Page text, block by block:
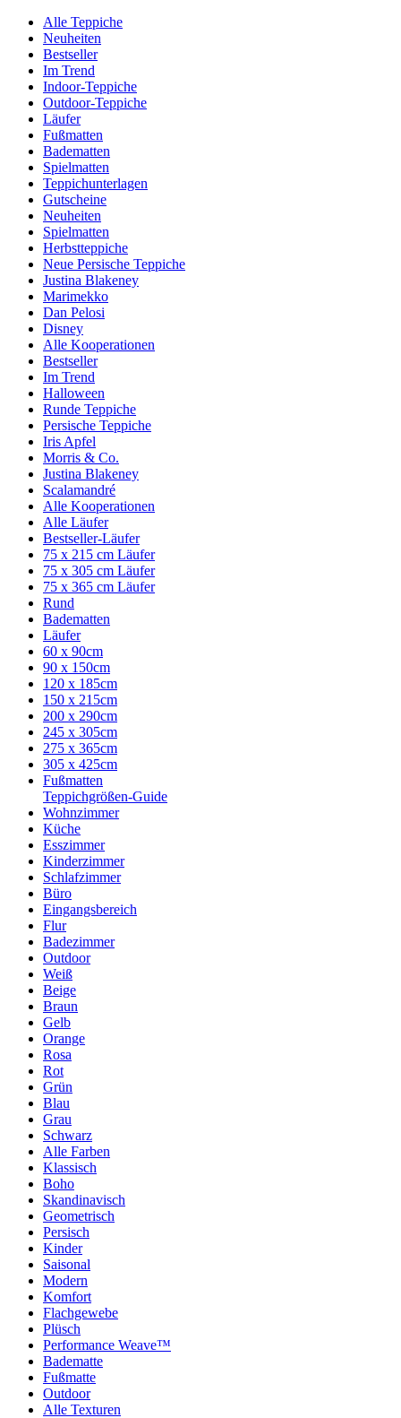
Alle Teppiche
Neuheiten
Bestseller
Im Trend
Indoor-Teppiche
Outdoor-Teppiche
Läufer
Fußmatten
Badematten
Spielmatten
Teppichunterlagen
Gutscheine
Neuheiten
Spielmatten
Herbstteppiche
Neue Persische Teppiche
Justina Blakeney
Marimekko
Dan Pelosi
Disney
Alle Kooperationen
Bestseller
Im Trend
Halloween
Runde Teppiche
Persische Teppiche
Iris Apfel
Morris & Co.
Justina Blakeney
Scalamandré
Alle Kooperationen
Alle Läufer
Bestseller-Läufer
75 x 215 cm Läufer
75 x 305 cm Läufer
75 x 365 cm Läufer
Rund
Badematten
Läufer
60 x 90cm
90 x 150cm
120 x 185cm
150 x 215cm
200 x 290cm
245 x 305cm
275 x 365cm
305 x 425cm
Fußmatten
Teppichgrößen-Guide
Wohnzimmer
Küche
Esszimmer
Kinderzimmer
Schlafzimmer
Büro
Eingangsbereich
Flur
Badezimmer
Outdoor
Weiß
Beige
Braun
Gelb
Orange
Rosa
Rot
Grün
Blau
Grau
Schwarz
Alle Farben
Klassisch
Boho
Skandinavisch
Geometrisch
Persisch
Kinder
Saisonal
Modern
Komfort
Flachgewebe
Plüsch
Performance Weave™
Badematte
Fußmatte
Outdoor
Alle Texturen